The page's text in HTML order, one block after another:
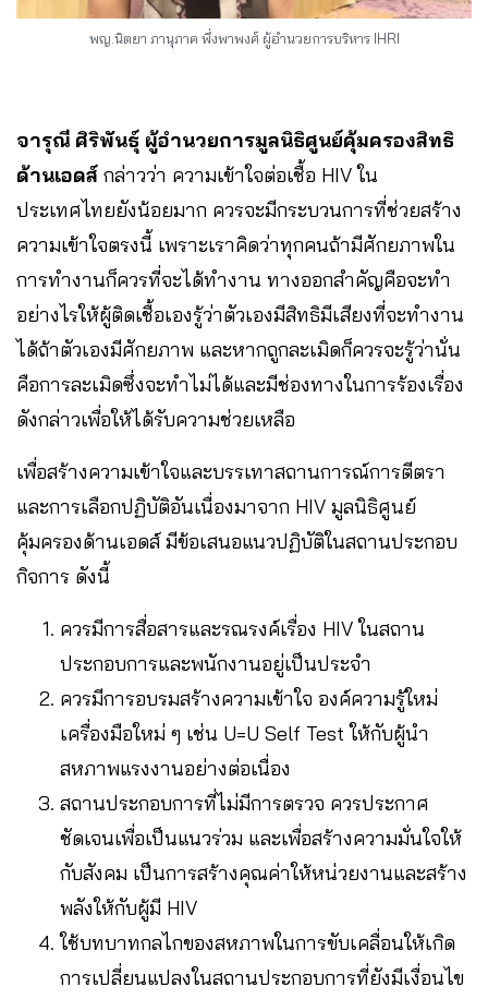
พญ.นิตยา ภานุภาค พึ่งพาพงศ์ ผู้อำนวยการบริหาร IHRI
จารุณี ศิริพันธุ์ ผู้อํานวยการมูลนิธิศูนย์คุ้มครองสิทธิ
ด้านเอดส์ กล่าวว่า ความเข้าใจต่อเชื้อ HIV ใน
ประเทศไทยยังน้อยมาก ควรจะมีกระบวนการที่ช่วยสร้าง
ความเข้าใจตรงนี้ เพราะเราคิดว่าทุกคนถ้ามีศักยภาพใน
การทำงานก็ควรที่จะได้ทำงาน ทางออกสำคัญคือจะทำ
อย่างไรให้ผู้ติดเชื้อเองรู้ว่าตัวเองมีสิทธิมีเสียงที่จะทำงาน
ได้ถ้าตัวเองมีศักยภาพ และหากถูกละเมิดก็ควรจะรู้ว่านั่น
คือการละเมิดซึ่งจะทำไม่ได้และมีช่องทางในการร้องเรื่อง
ดังกล่าวเพื่อให้ได้รับความช่วยเหลือ
เพื่อสร้างความเข้าใจและบรรเทาสถานการณ์การตีตรา
และการเลือกปฏิบัติอันเนื่องมาจาก HIV มูลนิธิศูนย์
คุ้มครองด้านเอดส์ มีข้อเสนอแนวปฏิบัติในสถานประกอบ
กิจการ ดังนี้
ควรมีการสื่อสารและรณรงค์เรื่อง HIV ในสถาน
ประกอบการและพนักงานอยู่เป็นประจำ
ควรมีการอบรมสร้างความเข้าใจ องค์ความรู้ใหม่
เครื่องมือใหม่ ๆ เช่น U=U Self Test ให้กับผู้นำ
สหภาพแรงงานอย่างต่อเนื่อง
สถานประกอบการที่ไม่มีการตรวจ ควรประกาศ
ชัดเจนเพื่อเป็นแนวร่วม และเพื่อสร้างความมั่นใจให้
กับสังคม เป็นการสร้างคุณค่าให้หน่วยงานและสร้าง
พลังให้กับผู้มี HIV
ใช้บทบาทกลไกของสหภาพในการขับเคลื่อนให้เกิด
การเปลี่ยนแปลงในสถานประกอบการที่ยังมีเงื่อนไข